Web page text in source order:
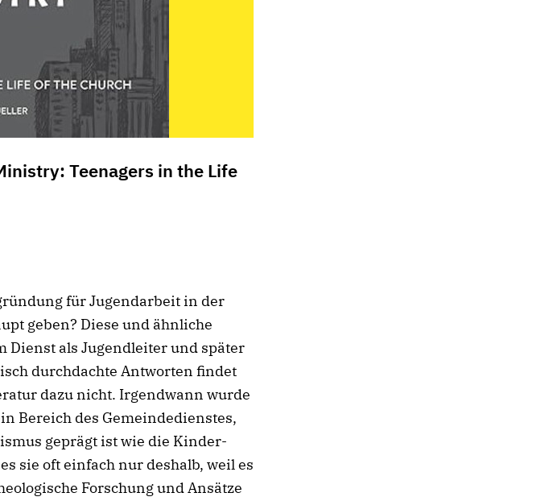
Teenagers in the Life
für Jugendarbeit in der
geben? Diese und ähnliche
Dienst als Jugendleiter und später
durchdachte Antworten findet
dazu nicht. Irgendwann wurde
Bereich des Gemeindedienstes,
geprägt ist wie die Kinder-
sie oft einfach nur deshalb, weil es
Forschung und Ansätze